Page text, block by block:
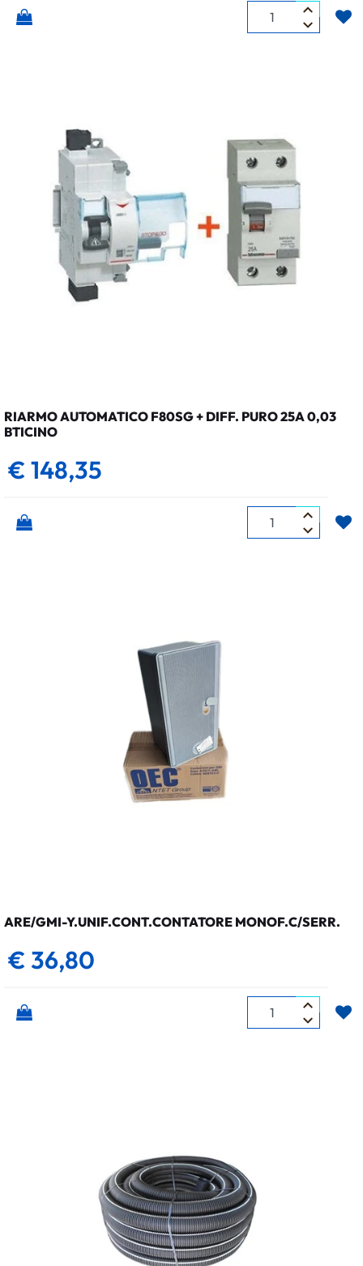
Quantità
RIARMO AUTOMATICO F80SG + DIFF. PURO 25A 0,03
BTICINO
€ 148,35
Quantità
ARE/GMI-Y.UNIF.CONT.CONTATORE MONOF.C/SERR.
€ 36,80
Quantità